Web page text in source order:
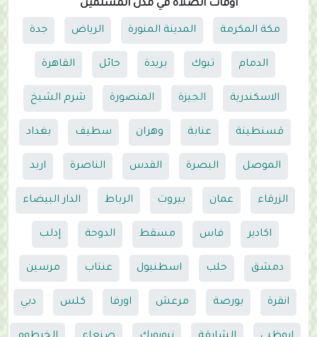
أوقات الصلاة في مدن المسلمين
مكة المكرمة المدينة المنورة الرياض جدة
الدمام تبوك بريدة حائل القاهرة
الاسكندرية الجيزة المنصورة شرم الشيخ
قسنطينة عنابة وهران سطيف بغداد
الموصل البصرة القدس الناصرة اربد
الزرقاء عمان بيروت الرباط الدار البيضاء
اكادير فاس مسقط الدوحة إدلب
دمشق حلب اسطنبول عنتاب مرسين
انقرة بورصة مرعش اورفا كلس دبي